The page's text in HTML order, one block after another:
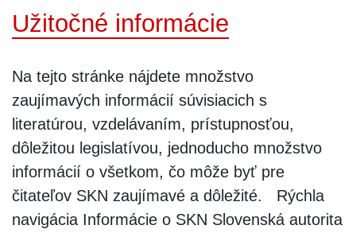
Užitočné informácie
Na tejto stránke nájdete množstvo
zaujímavých informácií súvisiacich s
literatúrou, vzdelávaním, prístupnosťou,
dôležitou legislatívou, jednoducho množstvo
informácií o všetkom, čo môže byť pre
čitateľov SKN zaujímavé a dôležité. Rýchla
navigácia Informácie o SKN Slovenská autorita